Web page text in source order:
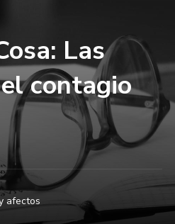
Las
contagio
afectos